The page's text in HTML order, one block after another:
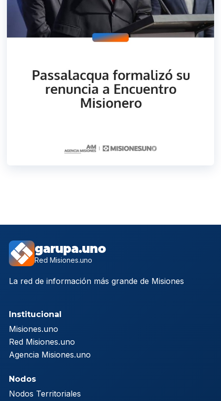
garupa.uno
Red Misiones.uno
La red de información más grande de Misiones
Institucional
Misiones.uno
Red Misiones.uno
Agencia Misiones.uno
Nodos
Nodos Territoriales